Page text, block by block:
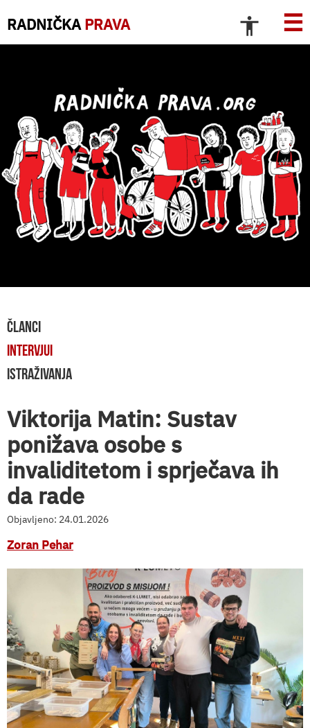
RADNIČKA PRAVA ☰
ČLANCI
INTERVJUI
ISTRAŽIVANJA
Viktorija Matin: Sustav
ponižava osobe s
invaliditetom i sprječava ih
da rade
Objavljeno: 24.01.2026
Zoran Pehar